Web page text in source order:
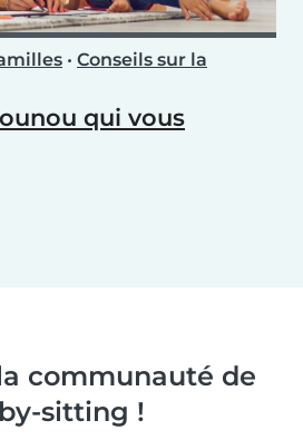
• Conseils sur la
qui vous
communauté de
sitting !